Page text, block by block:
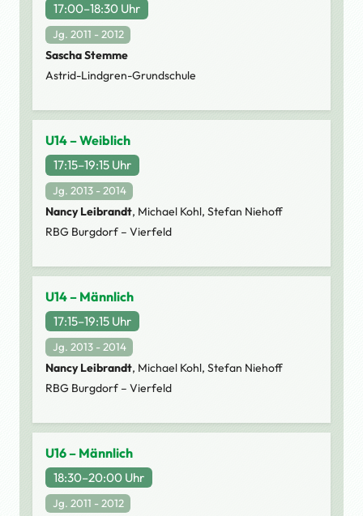
17:00–18:30 Uhr
Jg. 2011 - 2012
Sascha Stemme
Astrid-Lindgren-Grundschule
U14 – Weiblich
17:15–19:15 Uhr
Jg. 2013 - 2014
Nancy Leibrandt, Michael Kohl, Stefan Niehoff
RBG Burgdorf – Vierfeld
U14 – Männlich
17:15–19:15 Uhr
Jg. 2013 - 2014
Nancy Leibrandt, Michael Kohl, Stefan Niehoff
RBG Burgdorf – Vierfeld
U16 – Männlich
18:30–20:00 Uhr
Jg. 2011 - 2012